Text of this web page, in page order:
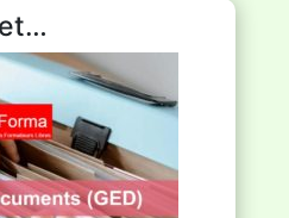
et…